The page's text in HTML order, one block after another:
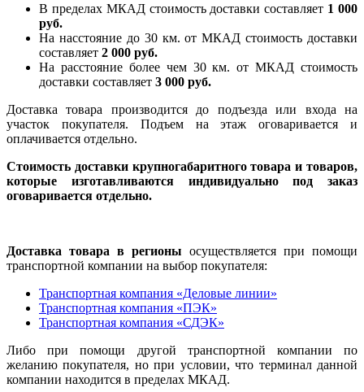
В пределах МКАД стоимость доставки составляет 1 000
руб.
На насcтояние до 30 км. от МКАД стоимость доставки
составляет 2 000 руб.
На расстояние более чем 30 км. от МКАД стоимость
доставки составляет 3 000 руб.
Доставка товара производится до подъезда или входа на
участок покупателя. Подъем на этаж оговаривается и
оплачивается отдельно.
Стоимость доставки крупногабаритного товара и товаров,
которые изготавливаются индивидуально под заказ
оговаривается отдельно.
Доставка товара в регионы осуществляется при помощи
транспортной компании на выбор покупателя:
Транспортная компания «Деловые линии»
Транспортная компания «ПЭК»
Транспортная компания «СДЭК»
Либо при помощи другой транспортной компании по
желанию покупателя, но при условии, что терминал данной
компании находится в пределах МКАД.